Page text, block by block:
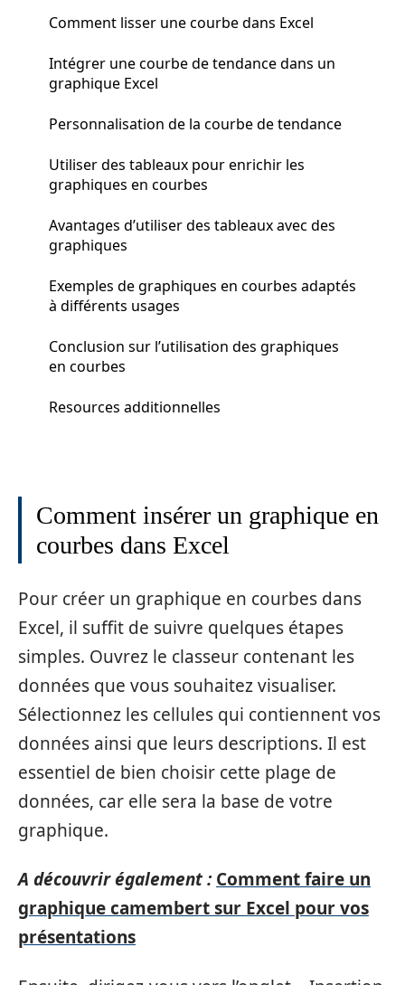
Comment lisser une courbe dans Excel
Intégrer une courbe de tendance dans un
graphique Excel
Personnalisation de la courbe de tendance
Utiliser des tableaux pour enrichir les
graphiques en courbes
Avantages d’utiliser des tableaux avec des
graphiques
Exemples de graphiques en courbes adaptés
à différents usages
Conclusion sur l’utilisation des graphiques
en courbes
Resources additionnelles
Comment insérer un graphique en
courbes dans Excel
Pour créer un graphique en courbes dans
Excel, il suffit de suivre quelques étapes
simples. Ouvrez le classeur contenant les
données que vous souhaitez visualiser.
Sélectionnez les cellules qui contiennent vos
données ainsi que leurs descriptions. Il est
essentiel de bien choisir cette plage de
données, car elle sera la base de votre
graphique.
A découvrir également : Comment faire un
graphique camembert sur Excel pour vos
présentations